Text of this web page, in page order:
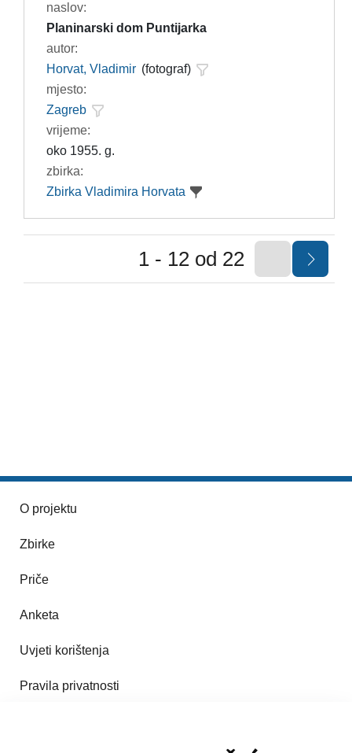
naslov:
Planinarski dom Puntijarka
autor:
Horvat, Vladimir (fotograf)
mjesto:
Zagreb
vrijeme:
oko 1955. g.
zbirka:
Zbirka Vladimira Horvata
1 - 12 od 22
O projektu
Zbirke
Priče
Anketa
Uvjeti korištenja
Pravila privatnosti